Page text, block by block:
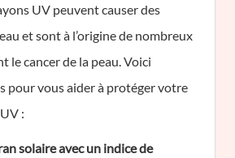
UV peuvent causer des
et sont à l’origine de nombreux
le cancer de la peau. Voici
pour vous aider à protéger votre
:
solaire avec un indice de